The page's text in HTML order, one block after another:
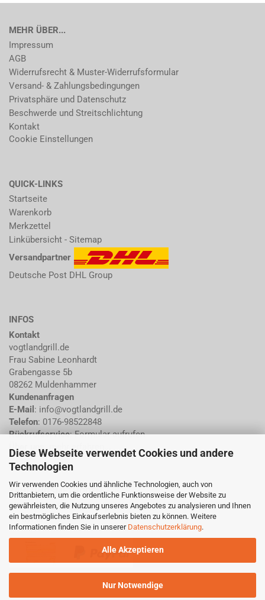
Diese Webseite verwendet Cookies und andere
Technologien
Wir verwenden Cookies und ähnliche Technologien, auch von
Drittanbietern, um die ordentliche Funktionsweise der Website zu
gewährleisten, die Nutzung unseres Angebotes zu analysieren und Ihnen
ein bestmögliches Einkaufserlebnis bieten zu können. Weitere
Informationen finden Sie in unserer Datenschutzerklärung.
Alle Akzeptieren
Nur Notwendige
MEHR ÜBER...
Impressum
AGB
Widerrufsrecht & Muster-Widerrufsformular
Versand- & Zahlungsbedingungen
Privatsphäre und Datenschutz
Beschwerde und Streitschlichtung
Kontakt
Cookie Einstellungen
QUICK-LINKS
Startseite
Warenkorb
Merkzettel
Linkübersicht - Sitemap
Versandpartner
Deutsche Post DHL Group
INFOS
Kontakt
vogtlandgrill.de
Frau Sabine Leonhardt
Grabengasse 5b
08262 Muldenhammer
Kundenanfragen
E-Mail : info@vogtlandgrill.de
Telefon: 0176-98522848
Rückrufservice:Formular aufrufen
Über uns: mehr erfahren...
ZAHLUNGSMETHODEN
+ Vorkasse/Überweisung
+ PayPal